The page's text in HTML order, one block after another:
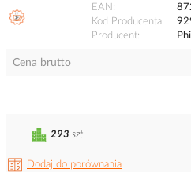
EAN
Kod Producenta
Producent
Cena brutto
Dodaj do porównania
293 szt